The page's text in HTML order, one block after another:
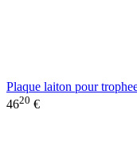
Plaque laiton pour
4620 €